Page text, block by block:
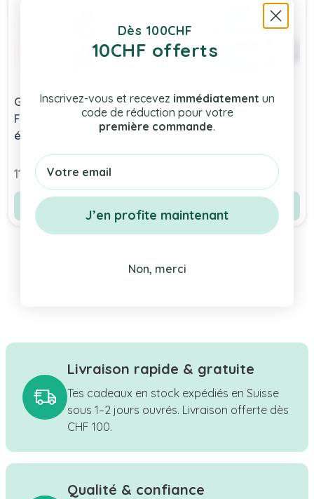
Gâteau Couches Bébé
Fille, 60 Couches
écologiques Pingo,
Naissance Bébé
Livraison Gratuite en
Suisse
119,00 chf
Ajouter au panier
Gâteau 60x Couches
Baby Shower, Couches
écologiques Pingo,
Naissance Petit Garçon
Livraison Gratuite, bleu
Ajouter au panier
Livraison rapide & gratuite
Tes cadeaux en stock expédiés en Suisse
sous 1–2 jours ouvrés. Livraison offerte dès
CHF 100.
Qualité & confiance
Dès 100CHF
10CHF offerts
Inscrivez-vous et recevez immédiatement un
code de réduction pour votre
première commande.
Email
J’en profite maintenant
Non, merci